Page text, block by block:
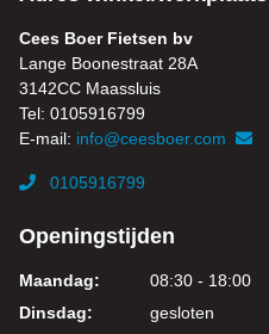
Cees Boer Fietsen bv
Lange Boonestraat 28A
3142CC Maassluis
Tel: 0105916799
E-mail: info@ceesboer.com
0105916799
Openingstijden
Maandag:
08:30 - 18:00
Dinsdag:
gesloten